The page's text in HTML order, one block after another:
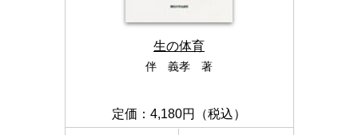
生の体育
伴 義孝 著
定価：4,180円（税込）